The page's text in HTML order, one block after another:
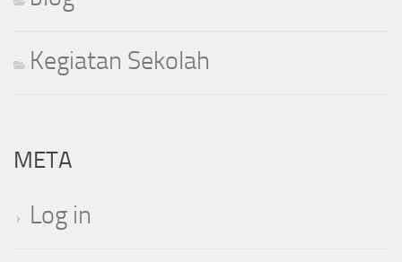
Kegiatan Sekolah
META
Log in